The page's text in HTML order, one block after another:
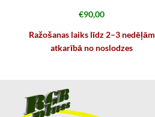
€90,00
Ražošanas laiks līdz 2–3 nedēļām
atkarībā no noslodzes